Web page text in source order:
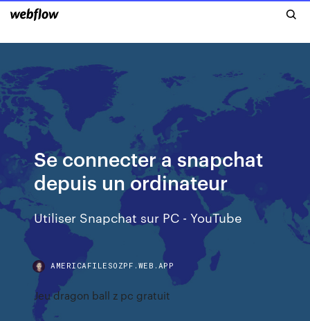
Se connecter a snapchat
depuis un ordinateur
Utiliser Snapchat sur PC - YouTube
AMERICAFILESOZPF.WEB.APP
Jeu dragon ball z pc gratuit